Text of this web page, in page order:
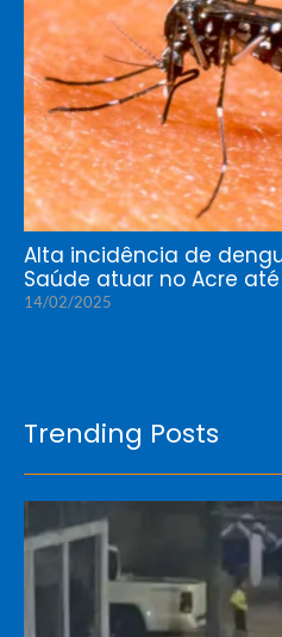
Alta incidência de
Saúde atuar no Acre
14/02/2025
Trending Posts